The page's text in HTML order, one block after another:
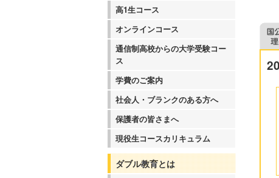
高1生コース
オンラインコース
通信制高校からの大学受験コー
ス
学費のご案内
社会人・ブランクのある方へ
保護者の皆さまへ
現役生コースカリキュラム
ダブル教育とは